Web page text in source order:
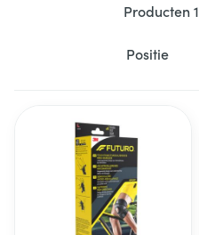
Producten1
Sorteer op: